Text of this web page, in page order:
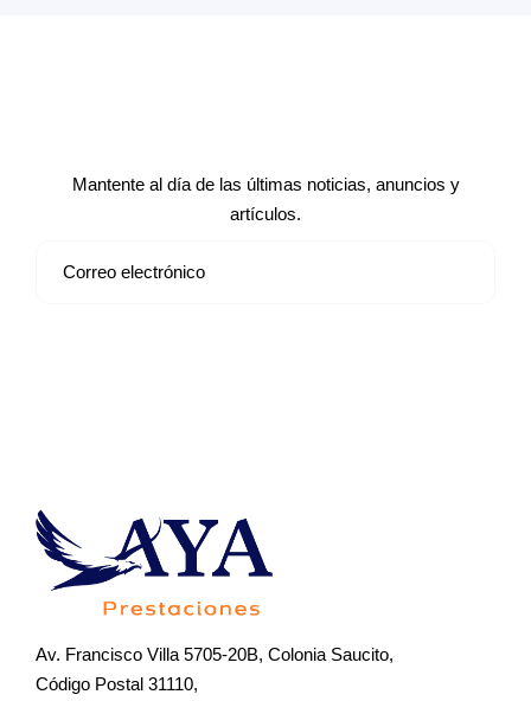
Mantente al día de las últimas noticias, anuncios y
artículos.
Av. Francisco Villa 5705-20B, Colonia Saucito,
Código Postal 31110,